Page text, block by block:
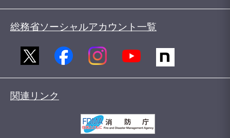
総務省ソーシャルアカウント一覧
関連リンク